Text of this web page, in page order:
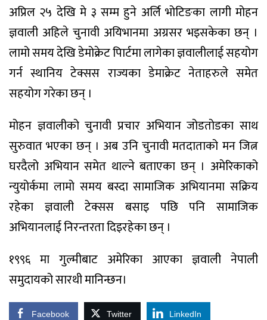
अप्रिल २५ देखि मे ३ सम्म हुने अर्लि भोटिङका लागी मोहन
ज्ञवाली अहिले चुनावी अयिभानमा अग्रसर भइसकेका छन् ।
लामो समय देखि डेमोक्रेट पािर्टमा लागेका ज्ञवालीलाई सहयोग
गर्न स्थानिय टेक्सस राज्यका डेमाक्रेट नेताहरुले समेत
सहयोग गरेका छन् ।
मोहन ज्ञवालीको चुनावी प्रचार अभियान जोडतोडका साथ
सुरुवात भएका छन् । अब उनि चुनावी मतदाताको मन जित्न
घरदैलो अभियान समेत थाल्ने बताएका छन् । अमेरिकाको
न्युयोर्कमा लामो समय बस्दा सामाजिक अभियानमा सक्रिय
रहेका ज्ञवाली टेक्सस बसाइ पछि पनि सामाजिक
अभियानलाई निरन्तरता दिइरहेका छन् ।
१९९६ मा गुल्मीबाट अमेरिका आएका ज्ञवाली नेपाली
समुदायको सारथी मानिन्छन।
Facebook Twitter LinkedIn